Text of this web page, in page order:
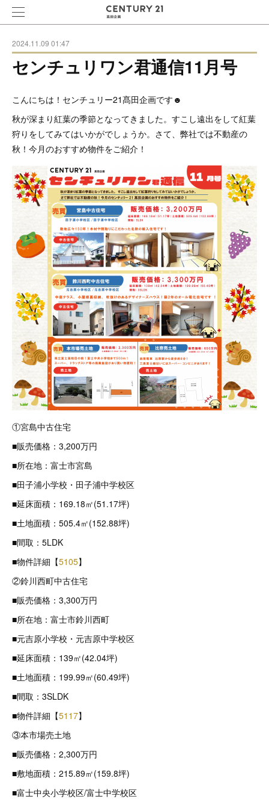
2024.11.09 01:47
センチュリワン君通信11月号
こんにちは！センチュリー21髙田企画です☻
秋が深まり紅葉の季節となってきました。すこし遠出をして紅葉
狩りをしてみてはいかがでしょうか。さて、弊社では不動産の
秋！今月のおすすめ物件をご紹介！
①宮島中古住宅
■販売価格：3,200万円
■所在地：富士市宮島
■田子浦小学校・田子浦中学校区
■延床面積：169.18㎡(51.17坪)
■土地面積：505.4㎡(152.88坪)
■間取：5LDK
■物件詳細【5105】
②鈴川西町中古住宅
■販売価格：3,300万円
■所在地：富士市鈴川西町
■元吉原小学校・元吉原中学校区
■延床面積：139㎡(42.04坪)
■土地面積：199.99㎡(60.49坪)
■間取：3SLDK
■物件詳細【5117】
③本市場売土地
■販売価格：2,300万円
■敷地面積：215.89㎡(159.8坪)
■富士中央小学校区/富士中学校区